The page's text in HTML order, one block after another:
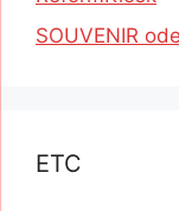
SOUVENIR
ETC